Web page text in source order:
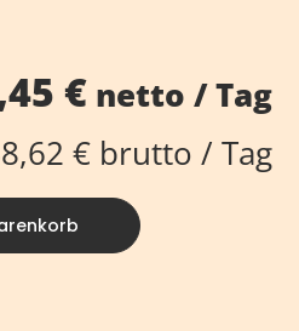
€netto / Tag
€brutto / Tag